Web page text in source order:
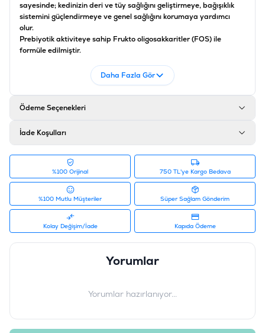
sayesinde; kedinizin deri ve tüy sağlığını geliştirmeye, bağışıklık
sistemini güçlendirmeye ve genel sağlığını korumaya yardımcı
olur.
Prebiyotik aktiviteye sahip Frukto oligosakkaritler (FOS) ile
formüle edilmiştir.
ekstraktları içeriği ile yaşlanma karşıtı etkiye sahiptir.
Sağlıklı sindirimi destekler, kilo kontrolünü sağlar, lif içeriği ile
sindirim sisteminde tüy yumaklarının oluşumunu engeller.
Kilo Kontrolü
Kısırlaştırılmış kediler için özel olarak formüle edilmiş, yüksek
lezzet içeriğinin yanı sıra kaliteli protein, yeterli seviyede arjinin,
taurin, vitamin – mineral, omega-3 yağ asitleri (EPA-DHA) içeriği
sayesinde; kedinizin deri ve tüy sağlığını geliştirmeye, bağışıklık
sistemini güçlendirmeye ve genel sağlığını korumaya yardımcı
Serbest radikallere karşı antioksidan özelliği gösteren bitki
Daha Fazla Gör
Ödeme Seçenekleri
İade Koşulları
%100 Orijinal 750 TL'ye Kargo Bedava
%100 Mutlu Müşteriler Süper Sağlam Gönderim
Kolay Değişim/İade Kapıda Ödeme
Yorumlar
Yorumlar hazırlanıyor...